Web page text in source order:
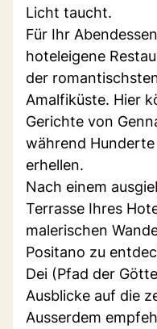
Licht taucht.
Für Ihr
hoteleigene
der
Amalfiküste. Hier
Gerichte von
während
erhellen.
Nach einem
Terrasse Ihres
malerischen
Positano zu
Dei (Pfad der
Ausblicke auf die
Ausserdem